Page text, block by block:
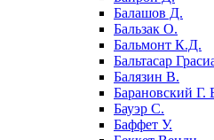
Балашов Д.
Бальзак О.
Бальмонт К.Д.
Бальтасар
Балязин В.
Барановский Г.
Бауэр С.
Баффет У.